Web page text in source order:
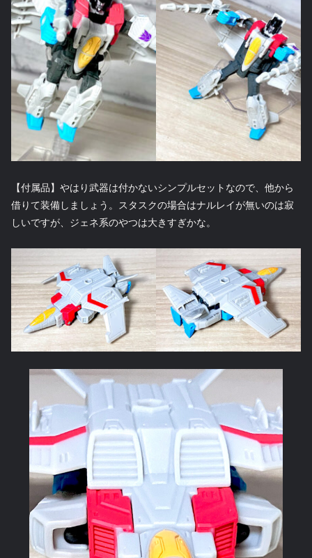
【付属品】やはり武器は付かないシンプルセットなので、他から
借りて装備しましょう。スタスクの場合はナルレイが無いのは寂
しいですが、ジェネ系のやつは大きすぎかな。